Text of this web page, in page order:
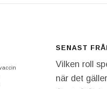
SENAST
Vilken roll
när det